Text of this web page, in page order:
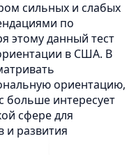
сильных и слабых
по
этому данный тест
в США. В
ориентацию,
больше интересует
сфере для
и развития